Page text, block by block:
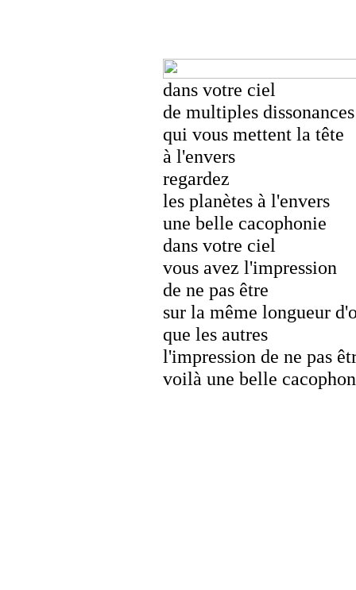
dans votre ciel
de multiples dissonances
qui vous mettent la tête
à l'envers
regardez
les planètes à l'envers
une belle cacophonie
dans votre ciel
vous avez l'impression
de ne pas être
sur la même longueur
que les autres
l'impression de ne pas
voilà une belle